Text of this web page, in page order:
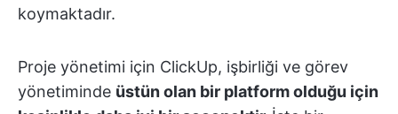
koymaktadır.
Proje yönetimi için ClickUp, işbirliği ve görev
yönetiminde üstün olan bir platform olduğu için